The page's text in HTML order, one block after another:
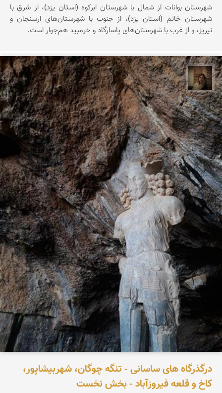
شهرستان بوانات از شمال با شهرستان ابرکوه (استان یزد)، از شرق با
شهرستان خاتم (استان یزد)، از جنوب با شهرستان‌های ارسنجان و
نیریز، و از غرب با شهرستان‌های پاسارگاد و خرمبید هم‌جوار است.
پروین هاوش
درگذرگاه های ساسانی - تنگه چوگان، شهربیشاپور،
کاخ و قلعه فیروزآباد - بخش نخست